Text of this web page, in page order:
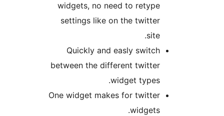
widgets, no need to
settings like on the
Quickly and easly
between the different
One widget makes for